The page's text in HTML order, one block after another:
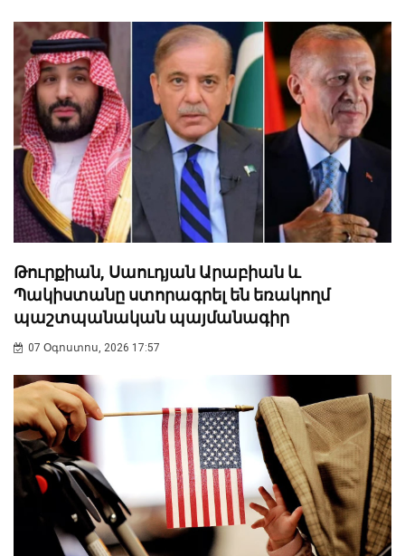
Թուրքիան, Սաուդյան Արաբիան և
Պակիստանը ստորագրել են եռակողմ
պաշտպանական պայմանագիր
07 Օգոստոս, 2026 17:57